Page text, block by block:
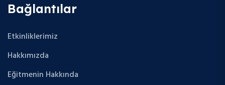
Bağlantılar
Etkinliklerimiz
Hakkımızda
Eğitmenin Hakkında